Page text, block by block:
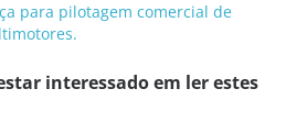
para pilotagem comercial de
interessado em ler estes